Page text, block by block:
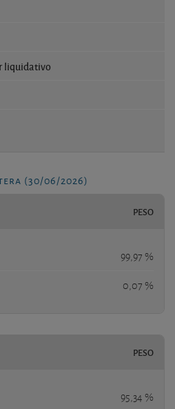
liquidativo
(30/06/2026)
PESO
99,97 %
0,07 %
PESO
95,34 %